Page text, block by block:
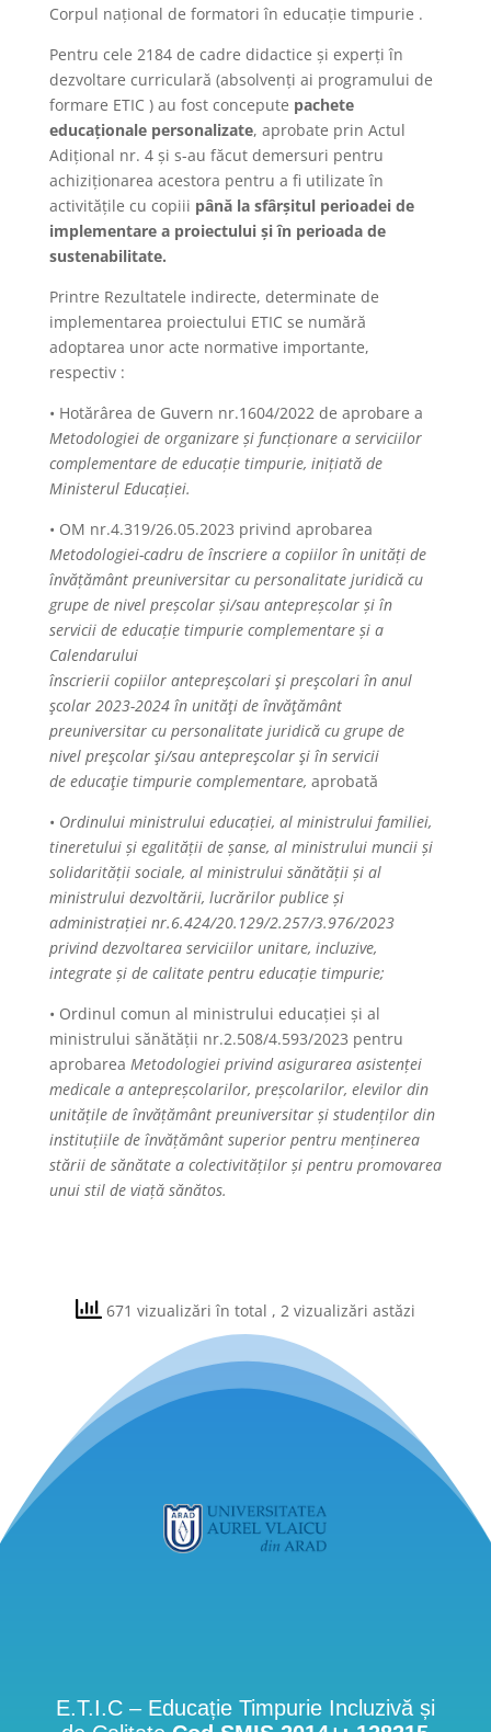
Corpul național de formatori în educație timpurie .
Pentru cele 2184 de cadre didactice și experți în
dezvoltare curriculară (absolvenți ai programului de
formare ETIC ) au fost concepute pachete
educaționale personalizate, aprobate prin Actul
Adițional nr. 4 și s-au făcut demersuri pentru
achiziționarea acestora pentru a fi utilizate în
activitățile cu copiii până la sfârșitul perioadei de
implementare a proiectului și în perioada de
sustenabilitate.
Printre Rezultatele indirecte, determinate de
implementarea proiectului ETIC se numără
adoptarea unor acte normative importante,
respectiv :
• Hotărârea de Guvern nr.1604/2022 de aprobare a
Metodologiei de organizare și funcționare a serviciilor
complementare de educație timpurie, inițiată de
Ministerul Educației.
• OM nr.4.319/26.05.2023 privind aprobarea
Metodologiei-cadru de înscriere a copiilor în unități de
învățământ preuniversitar cu personalitate juridică cu
grupe de nivel preșcolar și/sau antepreșcolar și în
servicii de educație timpurie complementare și a
Calendarului
înscrierii copiilor antepreşcolari şi preşcolari în anul
şcolar 2023-2024 în unităţi de învăţământ
preuniversitar cu personalitate juridică cu grupe de
nivel preşcolar şi/sau antepreşcolar şi în servicii
de educaţie timpurie complementare, aprobată
• Ordinului ministrului educației, al ministrului familiei,
tineretului și egalității de șanse, al ministrului muncii și
solidarității sociale, al ministrului sănătății și al
ministrului dezvoltării, lucrărilor publice și
administrației nr.6.424/20.129/2.257/3.976/2023
privind dezvoltarea serviciilor unitare, incluzive,
integrate și de calitate pentru educație timpurie;
• Ordinul comun al ministrului educației și al
ministrului sănătății nr.2.508/4.593/2023 pentru
aprobarea Metodologiei privind asigurarea asistenței
medicale a antepreșcolarilor, preșcolarilor, elevilor din
unitățile de învățământ preuniversitar și studenților din
instituțiile de învățământ superior pentru menținerea
stării de sănătate a colectivităților și pentru promovarea
unui stil de viață sănătos.
671 vizualizări în total , 2 vizualizări astăzi
E.T.I.C – Educație Timpurie Incluzivă și